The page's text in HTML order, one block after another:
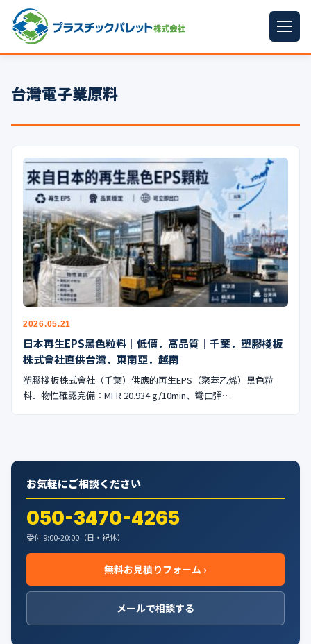
パレットサイズ
プラパレット ▼
コンテナ ▼
中古パレット
再生原料 ▼
梱包資材 ▼
イラン情勢まとめ ▼
公式ブログ
会社案内
🇺🇸🇰🇷🇹🇼🇻🇳
台灣電子業原料
2026.05.21
日本再生EPS黑色粒料｜低價．高品質｜千葉．塑膠棧板
株式會社直供台灣．東南亞．越南
塑膠棧板株式會社（千葉）供應的再生EPS（聚苯乙烯）黑色粒
料．物性確認完備：MFR 20.934 g/10min、彎曲彈…
お気軽にご相談ください
050-3470-4265
受付 9:00-20:00（日・祝休）
無料お見積りフォーム ›
メールで相談する